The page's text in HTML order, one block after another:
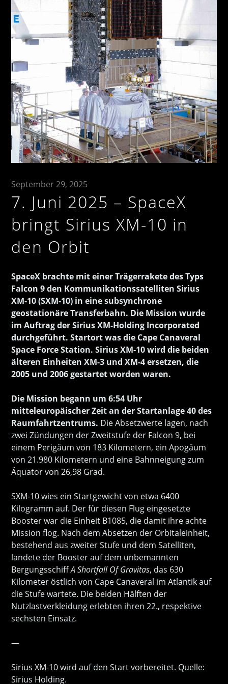
September 29, 2025
7. Juni 2025 – SpaceX
bringt Sirius XM-10 in
den Orbit
SpaceX brachte mit einer Trägerrakete des Typs
Falcon 9 den Kommunikationssatelliten Sirius
XM-10 (SXM-10) in eine subsynchrone
geostationäre Transferbahn. Die Mission wurde
im Auftrag der Sirius XM-Holding Incorporated
durchgeführt. Startort was die Cape Canaveral
Space Force Station. Sirius XM-10 wird die beiden
älteren Einheiten XM-3 und XM-4 ersetzen, die
2005 und 2006 gestartet worden waren.
Die Mission begann um 6:54 Uhr
mitteleuropäischer Zeit an der Startanlage 40 des
Raumfahrtzentrums. Die Absetzwerte lagen, nach
zwei Zündungen der Zweitstufe der Falcon 9, bei
einem Perigäum von 183 Kilometern, ein Apogäum
von 21.980 Kilometern und eine Bahnneigung zum
Äquator von 26,98 Grad.
SXM-10 wies ein Startgewicht von etwa 6400
Kilogramm auf. Der für diesen Flug eingesetzte
Booster war die Einheit B1085, die damit ihre achte
Mission flog. Nach dem Absetzen der Orbitaleinheit,
bestehend aus zweiter Stufe und dem Satelliten,
landete der Booster auf dem unbemannten
BergungsschiffA Shortfall Of Gravitas, das 630
Kilometer östlich von Cape Canaveral im Atlantik auf
die Stufe wartete. Die beiden Hälften der
Nutzlastverkleidung erlebten ihren 22., respektive
sechsten Einsatz.
—
Sirius XM-10 wird auf den Start vorbereitet. Quelle:
Sirius Holding.